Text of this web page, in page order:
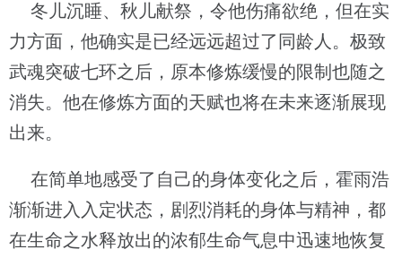
冬儿沉睡、秋儿献祭，令他伤痛欲绝，但在实
力方面，他确实是已经远远超过了同龄人。极致
武魂突破七环之后，原本修炼缓慢的限制也随之
消失。他在修炼方面的天赋也将在未来逐渐展现
出来。
在简单地感受了自己的身体变化之后，霍雨浩
渐渐进入入定状态，剧烈消耗的身体与精神，都
在生命之水释放出的浓郁生命气息中迅速地恢复